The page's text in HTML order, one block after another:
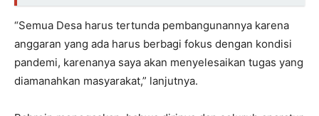
“Semua Desa harus tertunda pembangunannya karena
anggaran yang ada harus berbagi fokus dengan kondisi
pandemi, karenanya saya akan menyelesaikan tugas yang
diamanahkan masyarakat,” lanjutnya.